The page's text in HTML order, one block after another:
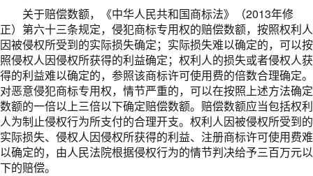
关于赔偿数额，《中华人民共和国商标法》（2013年修
正）第六十三条规定，侵犯商标专用权的赔偿数额，按照权利人
因被侵权所受到的实际损失确定；实际损失难以确定的，可以按
照侵权人因侵权所获得的利益确定；权利人的损失或者侵权人获
得的利益难以确定的，参照该商标许可使用费的倍数合理确定。
对恶意侵犯商标专用权，情节严重的，可以在按照上述方法确定
数额的一倍以上三倍以下确定赔偿数额。赔偿数额应当包括权利
人为制止侵权行为所支付的合理开支。权利人因被侵权所受到的
实际损失、侵权人因侵权所获得的利益、注册商标许可使用费难
以确定的，由人民法院根据侵权行为的情节判决给予三百万元以
下的赔偿。